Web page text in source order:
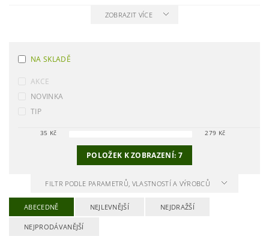
ZOBRAZIT VÍCE
NA SKLADĚ
AKCE
NOVINKA
TIP
35 Kč 279 Kč
POLOŽEK K ZOBRAZENÍ: 7
FILTR PODLE PARAMETRŮ, VLASTNOSTÍ A VÝROBCŮ
ABECEDNĚ NEJLEVNĚJŠÍ NEJDRAŽŠÍ
NEJPRODÁVANĚJŠÍ